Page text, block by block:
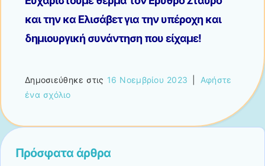
και την κα Ελισάβετ για την υπέροχη και
δημιουργική συνάντηση που είχαμε!
Δημοσιεύθηκε στις 16 Νοεμβρίου 2023
Αφήστε
ένα σχόλιο
Πρόσφατα άρθρα